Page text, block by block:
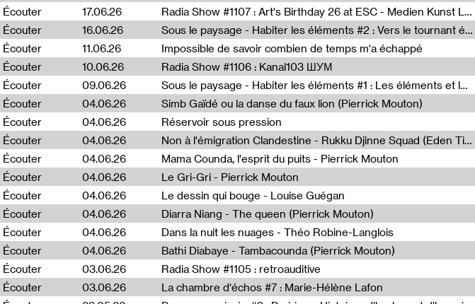
Écouter
17.06.26 Radia Show #1107 : Art's Birthday 26 at ESC - Medien Kunst Labor
Écouter
16.06.26 Sous le paysage - Habiter les éléments #2 : Vers le tournant élémentaire
Écouter
11.06.26 Impossible de savoir combien de temps m'a échappé
Écouter
10.06.26 Radia Show #1106 : Kanal103 ШУМ
Écouter
09.06.26 Sous le paysage - Habiter les éléments #1 : Les éléments et les débordements du vivant
Écouter
04.06.26 Simb Gaïdé ou la danse du faux lion (Pierrick Mouton)
Écouter
04.06.26 Réservoir sous pression
Écouter
04.06.26 Non à l'émigration Clandestine - Rukku Djinne Squad (Eden Tinto Collins)
Écouter
04.06.26 Mama Counda, l'esprit du puits - Pierrick Mouton
Écouter
04.06.26 Le Gri-Gri - Pierrick Mouton
Écouter
04.06.26 Le dessin qui bouge - Louise Guégan
Écouter
04.06.26 Diarra Niang - The queen (Pierrick Mouton)
Écouter
04.06.26 Dans la nuit les nuages - Théo Robine-Langlois
Écouter
04.06.26 Bathi Diabaye - Tambacounda (Pierrick Mouton)
Écouter
03.06.26 Radia Show #1105 : retroauditive
Écouter
03.06.26 La chambre d'échos #7 : Marie-Hélène Lafon